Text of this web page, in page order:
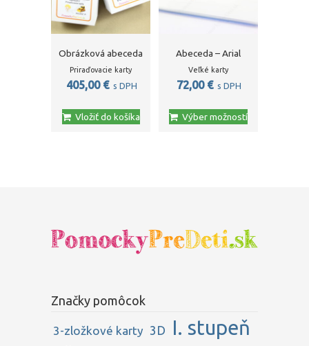
Obrázková abeceda
Priraďovacie karty
405,00 € s DPH
Vložiť do košíka
Abeceda – Arial
Veľké karty
72,00 € s DPH
Výber možností
Tento
produkt
môžete
vybrať
Značky pomôcok
3-zložkové karty 3D
I. stupeň